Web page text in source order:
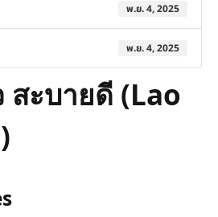
พ.ย. 4, 2025
พ.ย. 4, 2025
ะบายดี (Lao